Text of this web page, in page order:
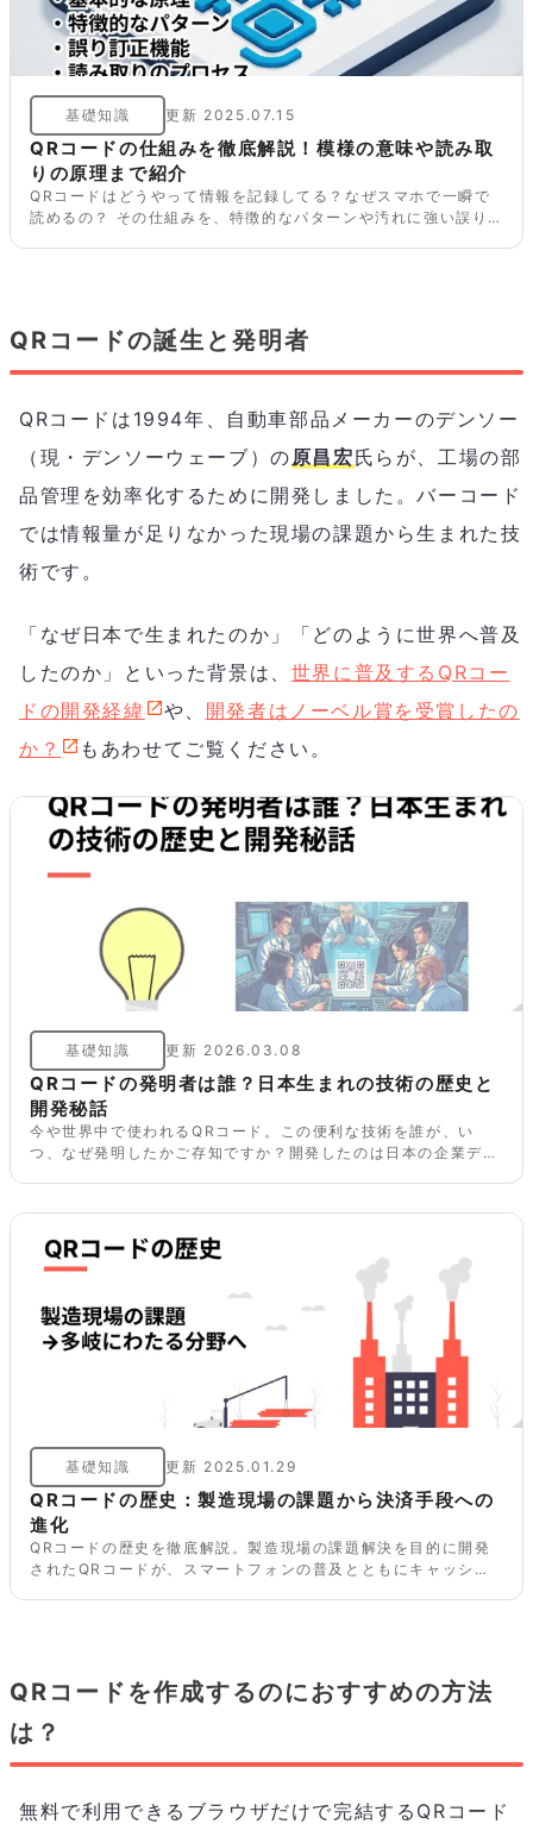
基礎知識 更新 2025.07.15
QRコードの仕組みを徹底解説！模様の意味や読み取
りの原理まで紹介
QRコードはどうやって情報を記録してる？なぜスマホで一瞬で
読めるの？ その仕組みを、特徴的なパターンや汚れに強い誤り
QRコードの誕生と発明者
QRコードは1994年、自動車部品メーカーのデンソー
（現・デンソーウェーブ）の 原昌宏氏らが、工場の部
品管理を効率化するために開発しました。バーコード
では情報量が足りなかった現場の課題から生まれた技
術です。
「なぜ日本で生まれたのか」「どのように世界へ普及
したのか」といった背景は、 世界に普及するQRコー
ドの開発経緯
や、 開発者はノーベル賞を受賞したの
か？
もあわせてご覧ください。
基礎知識 更新 2026.03.08
QRコードの発明者は誰？日本生まれの技術の歴史と
開発秘話
今や世界中で使われるQRコード。この便利な技術を誰が、い
つ、なぜ発明したかご存知ですか？開発したのは日本の企業デン
基礎知識 更新 2025.01.29
QRコードの歴史：製造現場の課題から決済手段への
進化
QRコードの歴史を徹底解説。製造現場の課題解決を目的に開発
されたQRコードが、スマートフォンの普及とともにキャッシュ
QRコードを作成するのにおすすめの方法
は？
無料で利用できるブラウザだけで完結するQRコード